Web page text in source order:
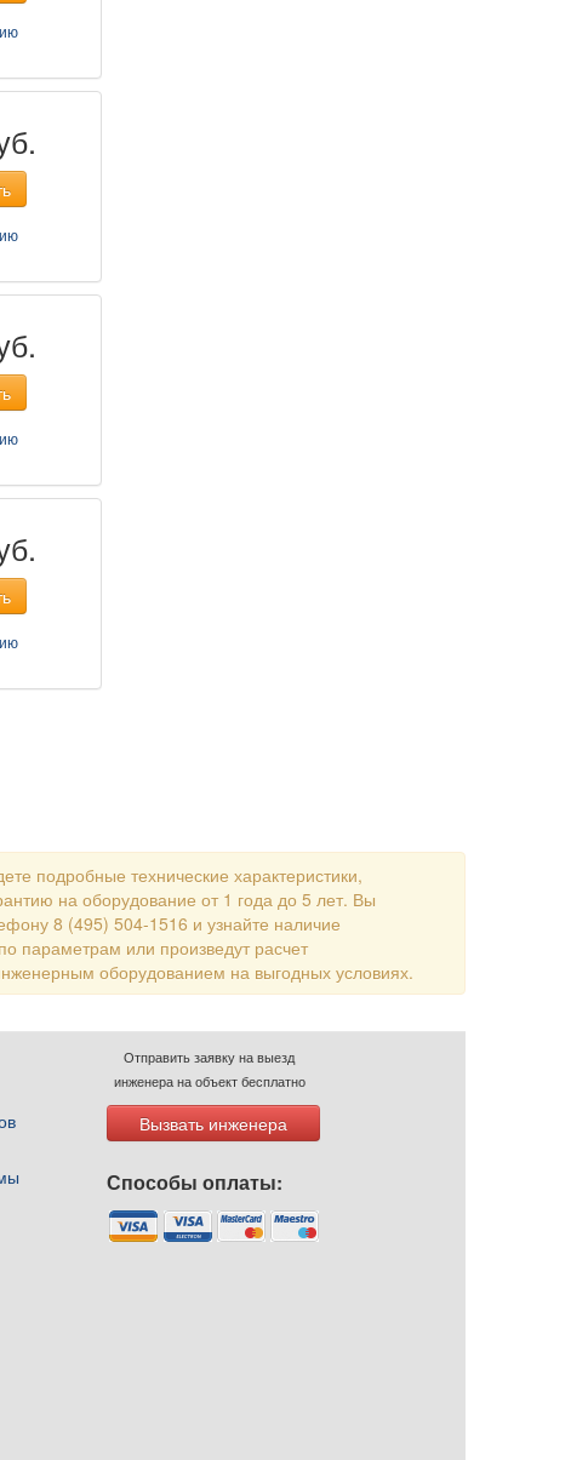
подробные технические характеристики,
на оборудование от 1 года до 5 лет. Вы
8 (495) 504-1516 и узнайте наличие
параметрам или произведут расчет
оборудованием на выгодных условиях.
Отправить заявку на выезд
инженера на объект бесплатно
Вызвать инженера
Способы оплаты: